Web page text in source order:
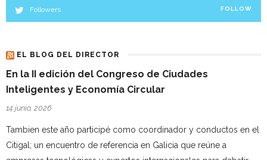
Followers FOLLOW
EL BLOG DEL DIRECTOR
En la II edición del Congreso de Ciudades
Inteligentes y Economía Circular
14 junio, 2026
Tambien este año participé como coordinador y conductos en el
Citigal; un encuentro de referencia en Galicia que reúne a